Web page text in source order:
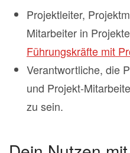
Projektleiter,
Mitarbeiter in
Führungskräfte mit
Verantwortliche, die
und Projekt-
zu sein.